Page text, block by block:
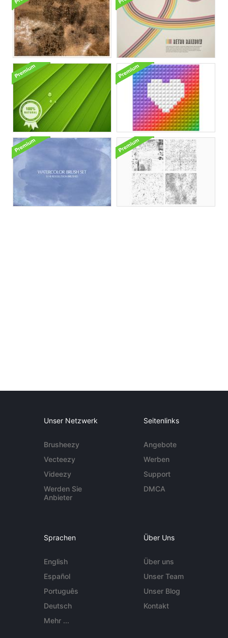
Unser Netzwerk
Brusheezy
Vecteezy
Videezy
Werden Sie
Anbieter
Seitenlinks
Angebote
Werben
Support
DMCA
Sprachen
English
Español
Português
Deutsch
Mehr ...
Über Uns
Über uns
Unser Team
Unser Blog
Kontakt